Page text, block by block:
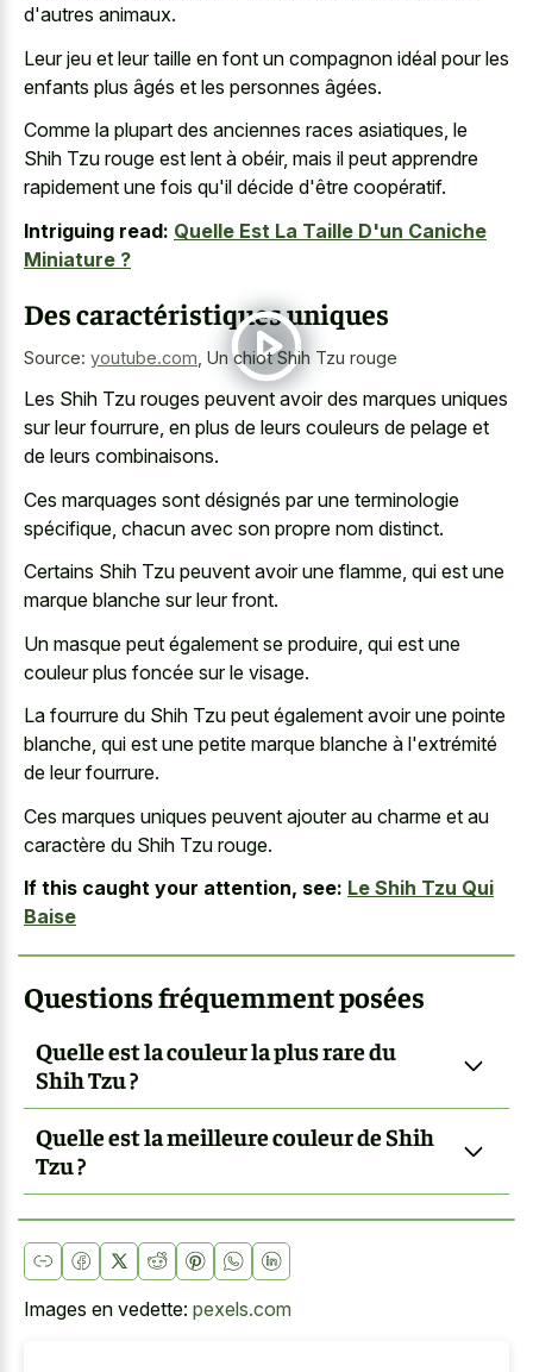
d'autres animaux.
Leur jeu et leur taille en font un compagnon idéal pour les
enfants plus âgés et les personnes âgées.
Comme la plupart des anciennes races asiatiques, le
Shih Tzu rouge est lent à obéir, mais il peut apprendre
rapidement une fois qu'il décide d'être coopératif.
Intriguing read: Quelle Est La Taille D'un Caniche
Miniature ?
Des caractéristiques uniques
Source: youtube.com Un chiot Shih Tzu rouge
Les Shih Tzu rouges peuvent avoir des marques uniques
sur leur fourrure, en plus de leurs couleurs de pelage et
de leurs combinaisons.
Ces marquages sont désignés par une terminologie
spécifique, chacun avec son propre nom distinct.
Certains Shih Tzu peuvent avoir une flamme, qui est une
marque blanche sur leur front.
Un masque peut également se produire, qui est une
couleur plus foncée sur le visage.
La fourrure du Shih Tzu peut également avoir une pointe
blanche, qui est une petite marque blanche à l'extrémité
de leur fourrure.
Ces marques uniques peuvent ajouter au charme et au
caractère du Shih Tzu rouge.
If this caught your attention, see: Le Shih Tzu Qui
Baise
Questions fréquemment posées
Quelle est la couleur la plus rare du
Shih Tzu ?
Quelle est la meilleure couleur de Shih
Tzu ?
Images en vedette: pexels.com